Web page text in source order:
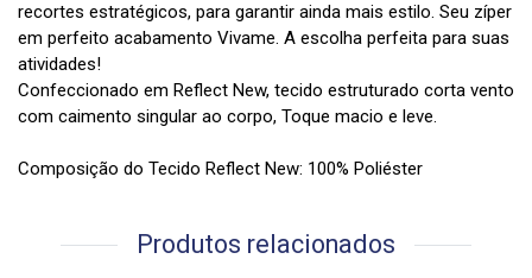
recortes estratégicos, para garantir ainda mais estilo. Seu zíper
em perfeito acabamento Vivame. A escolha perfeita para suas
atividades!
Confeccionado em Reflect New, tecido estruturado corta vento
com caimento singular ao corpo, Toque macio e leve.
Composição do Tecido Reflect New: 100% Poliéster
Produtos relacionados